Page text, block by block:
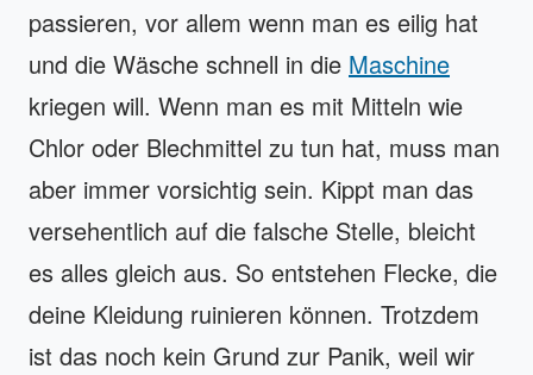
passieren, vor allem wenn man es eilig hat
und die Wäsche schnell in die Maschine
kriegen will. Wenn man es mit Mitteln wie
Chlor oder Blechmittel zu tun hat, muss man
aber immer vorsichtig sein. Kippt man das
versehentlich auf die falsche Stelle, bleicht
es alles gleich aus. So entstehen Flecke, die
deine Kleidung ruinieren können. Trotzdem
ist das noch kein Grund zur Panik, weil wir